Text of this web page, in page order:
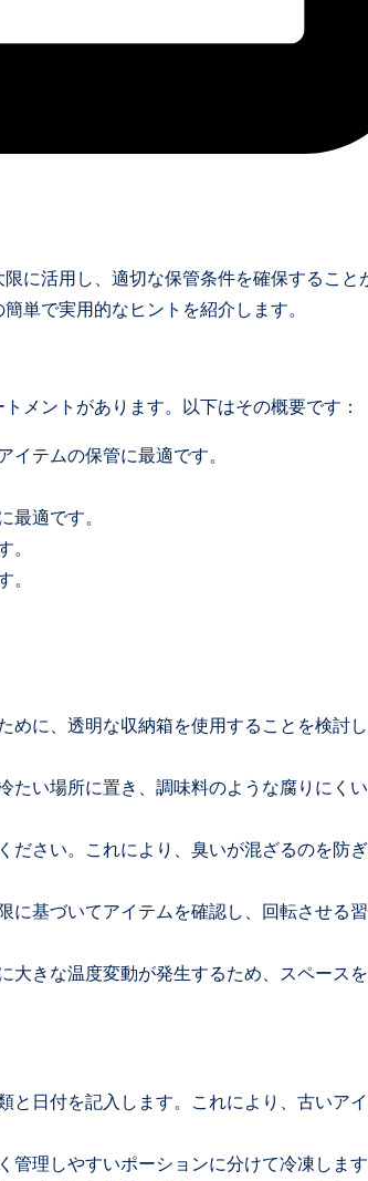
に活用し、適切な保管条件を確保すること
単で実用的なヒントを紹介します。
メントがあります。以下はその概要です：
テムの保管に最適です。
適です。
めに、透明な収納箱を使用することを検討
たい場所に置き、調味料のような腐りにく
ださい。これにより、臭いが混ざるのを防
に基づいてアイテムを確認し、回転させる
大きな温度変動が発生するため、スペース
と日付を記入します。これにより、古いア
管理しやすいポーションに分けて冷凍しま